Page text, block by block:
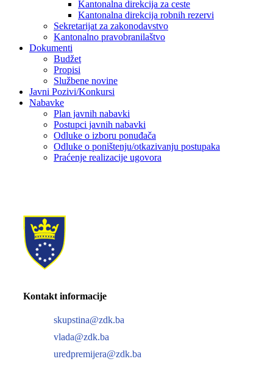
Kantonalna direkcija za ceste
Kantonalna direkcija robnih rezervi
Sekretarijat za zakonodavstvo
Kantonalno pravobranilaštvo
Dokumenti
Budžet
Propisi
Službene novine
Javni Pozivi/Konkursi
Nabavke
Plan javnih nabavki
Postupci javnih nabavki
Odluke o izboru ponuđača
Odluke o poništenju/otkazivanju postupaka
Praćenje realizacije ugovora
Kontakt informacije
skupstina@zdk.ba
vlada@zdk.ba
uredpremijera@zdk.ba